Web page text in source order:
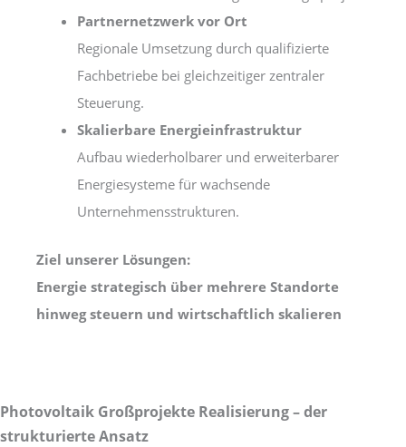
Partnernetzwerk vor Ort
Regionale Umsetzung durch qualifizierte
Fachbetriebe bei gleichzeitiger zentraler
Steuerung.
Skalierbare Energieinfrastruktur
Aufbau wiederholbarer und erweiterbarer
Energiesysteme für wachsende
Unternehmensstrukturen.
Ziel unserer Lösungen:
Energie strategisch über mehrere Standorte
hinweg steuern und wirtschaftlich skalieren
Photovoltaik Großprojekte Realisierung – der
strukturierte Ansatz